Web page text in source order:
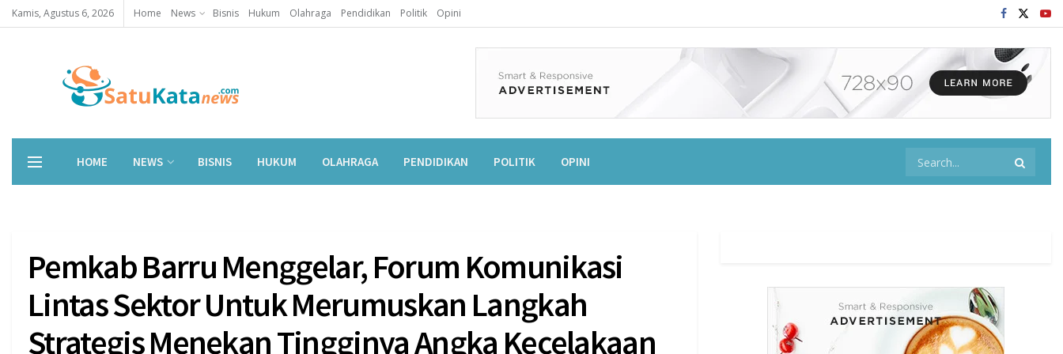
Kamis, Agustus 6, 2026 Home News Bisnis Hukum Olahraga Pendidikan Politik Opini
HOME NEWS BISNIS HUKUM OLAHRAGA PENDIDIKAN POLITIK OPINI
Pemkab Barru Menggelar, Forum Komunikasi
Lintas Sektor Untuk Merumuskan Langkah
Strategis Menekan Tingginya Angka Kecelakaan